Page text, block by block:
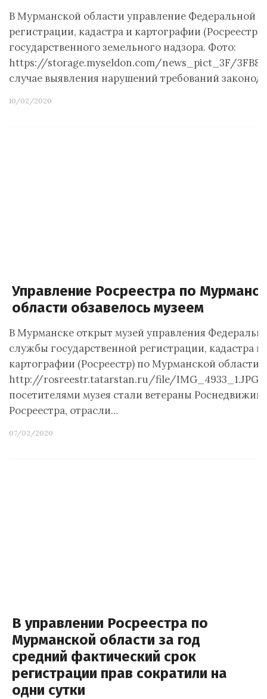
В Мурманской области управление Федеральной
регистрации, кадастра и картографии
государственного земельного надзора. Фото:
https://storage.myseldon.com/news_pict_3F/
случае выявления нарушений требований
10/02/2020
Управление Росреестра по
области обзавелось музеем
В Мурманске открыт музей управления
службы государственной регистрации, кадастра и
картографии (Росреестр) по Мурманской области.
http://rosreestr.tatarstan.ru/file/
посетителями музея стали ветераны
Росреестра, отрасли…
07/02/2020
В управлении Росреестра по
Мурманской области за год
средний фактический срок
регистрации прав сократили на
одни сутки